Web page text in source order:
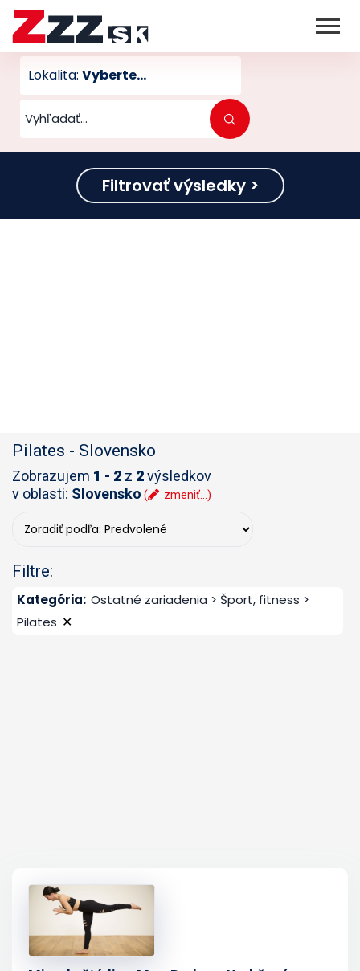
Lokalita: Vyberte...
Filtrovať výsledky >
Pilates - Slovensko
Zobrazujem 1 - 2 z 2výsledkov
v oblasti: Slovensko ( zmeniť...)
Filtre:
Kategória: Ostatné zariadenia > Šport, fitness >
Pilates ✕